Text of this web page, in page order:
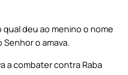
deu ao menino o nome
Senhor o amava.
a combater contra Raba